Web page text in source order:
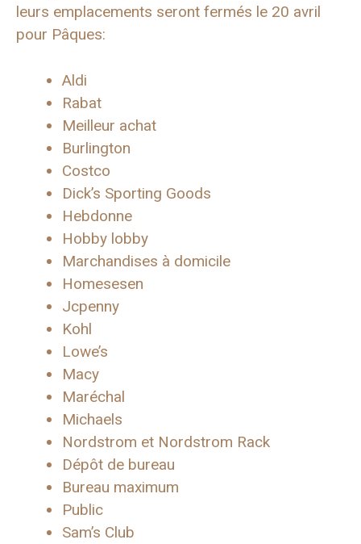
leurs emplacements seront fermés le 20 avril
pour Pâques:
Aldi
Rabat
Meilleur achat
Burlington
Costco
Dick’s Sporting Goods
Hebdonne
Hobby lobby
Marchandises à domicile
Homesesen
Jcpenny
Kohl
Lowe’s
Macy
Maréchal
Michaels
Nordstrom et Nordstrom Rack
Dépôt de bureau
Bureau maximum
Public
Sam’s Club